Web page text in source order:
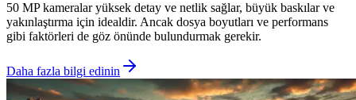
50 MP kameralar yüksek detay ve netlik sağlar, büyük baskılar ve
yakınlaştırma için idealdir. Ancak dosya boyutları ve performans
gibi faktörleri de göz önünde bulundurmak gerekir.
Daha fazla bilgi edinin